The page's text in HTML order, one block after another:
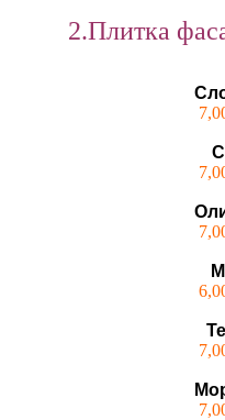
2.Плитка